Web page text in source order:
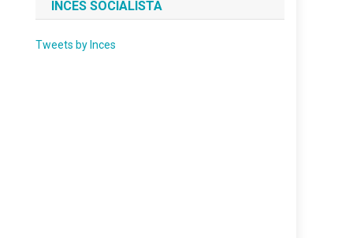
INCES SOCIALISTA
Tweets by Inces